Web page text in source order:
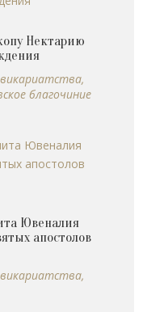
Нектарию
,
благочиние
Ювеналия
апостолов
,